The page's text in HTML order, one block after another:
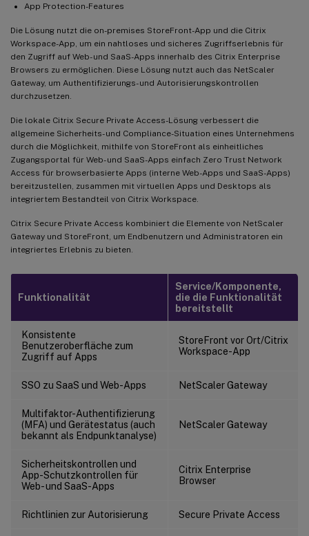
App Protection-Features
Die Lösung nutzt die on-premises StoreFront-App und die Citrix
Workspace-App, um ein nahtloses und sicheres Zugriffserlebnis für
den Zugriff auf Web- und SaaS-Apps innerhalb des Citrix Enterprise
Browsers zu ermöglichen. Diese Lösung nutzt auch das NetScaler
Gateway, um Authentifizierungs- und Autorisierungskontrollen
durchzusetzen.
Die lokale Citrix Secure Private Access-Lösung verbessert die
allgemeine Sicherheits- und Compliance-Situation eines Unternehmens
durch die Möglichkeit, mithilfe von StoreFront als einheitliches
Zugangsportal für Web- und SaaS-Apps einfach Zero Trust Network
Access für browserbasierte Apps (interne Web-Apps und SaaS-Apps)
bereitzustellen, zusammen mit virtuellen Apps und Desktops als
integriertem Bestandteil von Citrix Workspace.
Citrix Secure Private Access kombiniert die Elemente von NetScaler
Gateway und StoreFront, um Endbenutzern und Administratoren ein
integriertes Erlebnis zu bieten.
Funktionalität
Service/Komponente,
die die Funktionalität
bereitstellt
Konsistente
Benutzeroberfläche zum
Zugriff auf Apps
StoreFront vor Ort/Citrix
Workspace-App
SSO zu SaaS und Web-Apps NetScaler Gateway
Multifaktor-Authentifizierung
(MFA) und Gerätestatus (auch
bekannt als Endpunktanalyse)
NetScaler Gateway
Sicherheitskontrollen und
App-Schutzkontrollen für
Web- und SaaS-Apps
Citrix Enterprise
Browser
Richtlinien zur Autorisierung Secure Private Access